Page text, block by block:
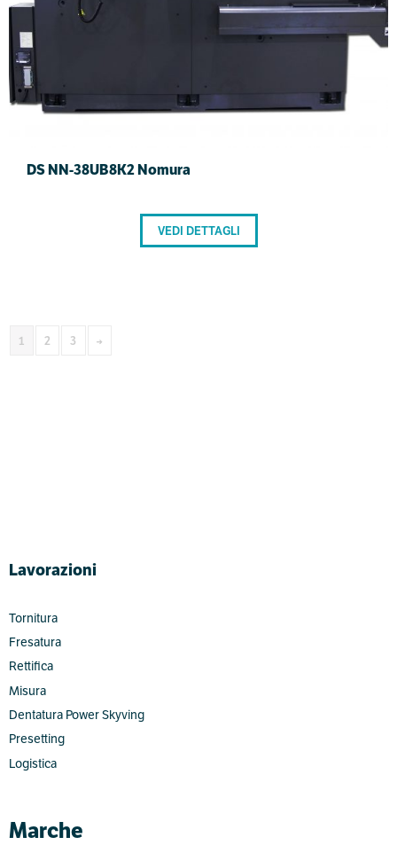
DS NN-38UB8K2 Nomura
VEDI DETTAGLI
1 2 3 →
Lavorazioni
Tornitura
Fresatura
Rettifica
Misura
Dentatura Power Skyving
Presetting
Logistica
Marche